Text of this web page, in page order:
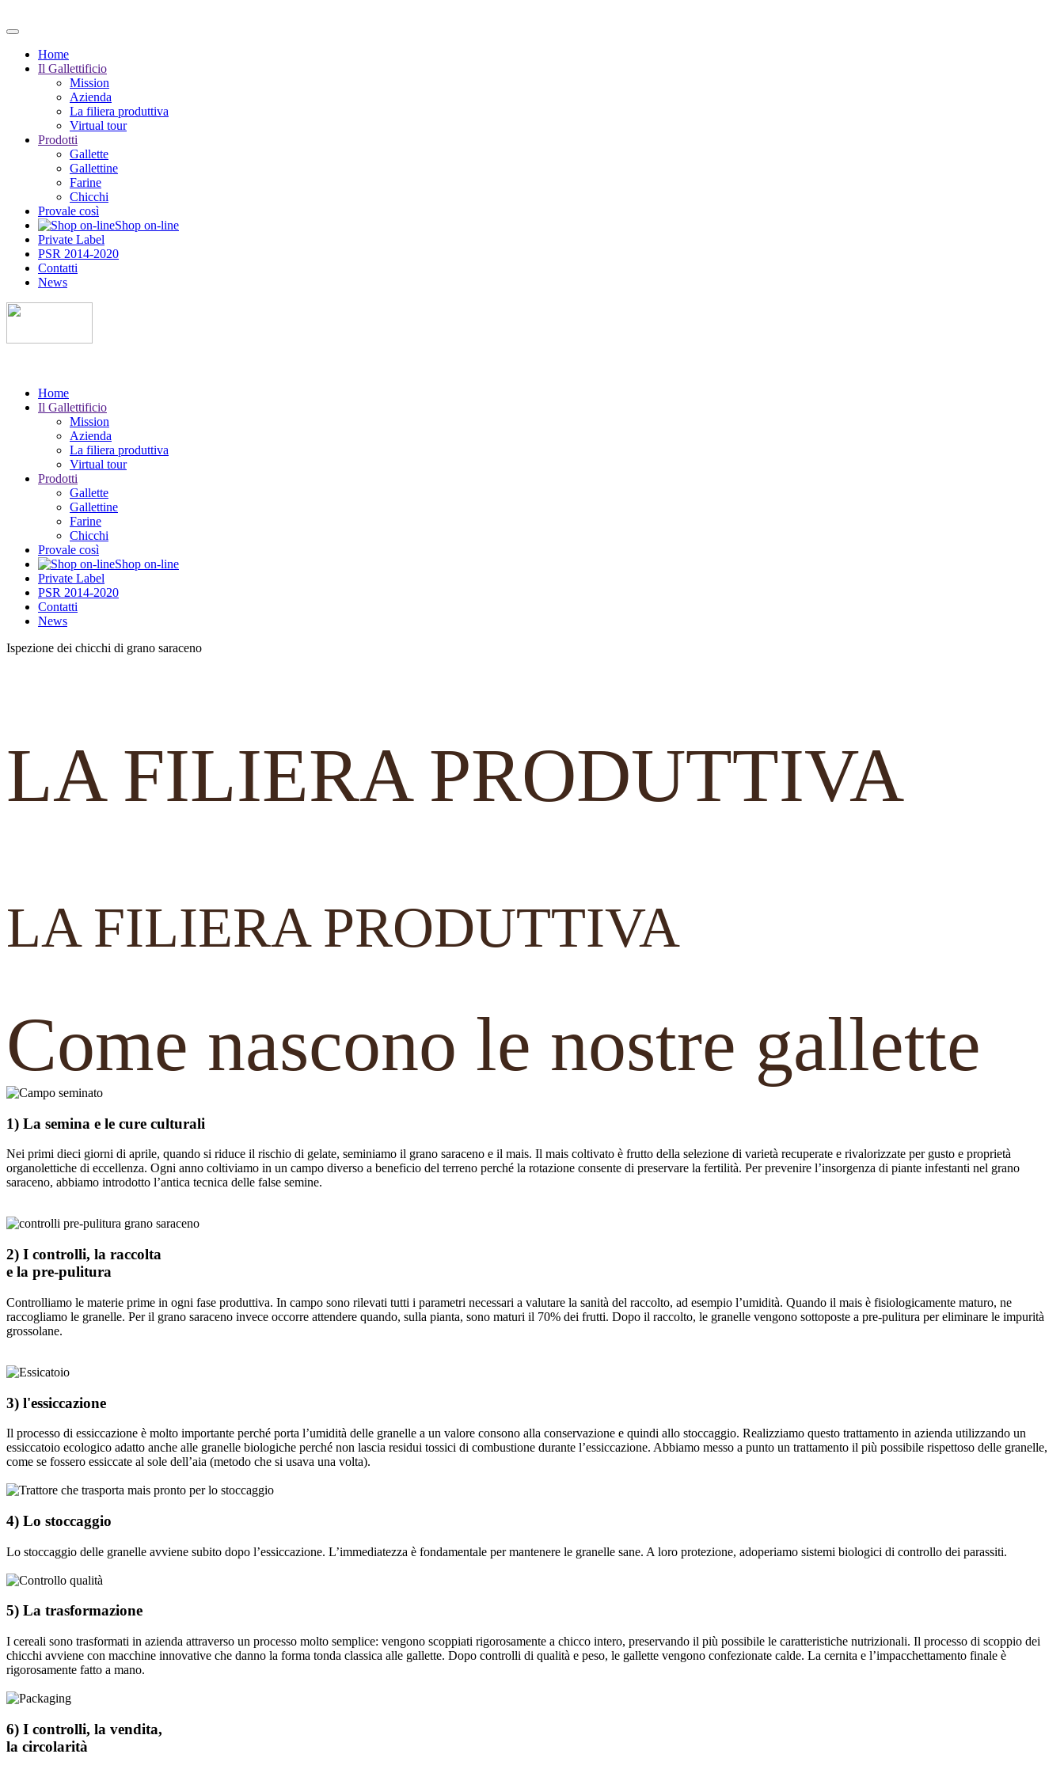
Home
Il Gallettificio
Mission
Azienda
La filiera produttiva
Virtual tour
Prodotti
Gallette
Gallettine
Farine
Chicchi
Provale così
Shop on-line
Private Label
PSR 2014-2020
Contatti
News
Home
Il Gallettificio
Mission
Azienda
La filiera produttiva
Virtual tour
Prodotti
Gallette
Gallettine
Farine
Chicchi
Provale così
Shop on-line
Private Label
PSR 2014-2020
Contatti
News
Ispezione dei chicchi di grano saraceno
LA FILIERA PRODUTTIVA
LA FILIERA PRODUTTIVA
Come nascono le nostre gallette
1) La semina e le cure culturali
Nei primi dieci giorni di aprile, quando si riduce il rischio di gelate, seminiamo il grano saraceno e il mais. Il mais coltivato è frutto della selezione di varietà recuperate e rivalorizzate per gusto e proprietà
organolettiche di eccellenza. Ogni anno coltiviamo in un campo diverso a beneficio del terreno perché la rotazione consente di preservare la fertilità. Per prevenire l’insorgenza di piante infestanti nel grano
saraceno, abbiamo introdotto l’antica tecnica delle false semine.
2) I controlli, la raccolta
e la pre-pulitura
Controlliamo le materie prime in ogni fase produttiva. In campo sono rilevati tutti i parametri necessari a valutare la sanità del raccolto, ad esempio l’umidità. Quando il mais è fisiologicamente maturo, ne
raccogliamo le granelle. Per il grano saraceno invece occorre attendere quando, sulla pianta, sono maturi il 70% dei frutti. Dopo il raccolto, le granelle vengono sottoposte a pre-pulitura per eliminare le impurità
grossolane.
3) l'essiccazione
Il processo di essiccazione è molto importante perché porta l’umidità delle granelle a un valore consono alla conservazione e quindi allo stoccaggio. Realizziamo questo trattamento in azienda utilizzando un
essiccatoio ecologico adatto anche alle granelle biologiche perché non lascia residui tossici di combustione durante l’essiccazione. Abbiamo messo a punto un trattamento il più possibile rispettoso delle granelle,
come se fossero essiccate al sole dell’aia (metodo che si usava una volta).
4) Lo stoccaggio
Lo stoccaggio delle granelle avviene subito dopo l’essiccazione. L’immediatezza è fondamentale per mantenere le granelle sane. A loro protezione, adoperiamo sistemi biologici di controllo dei parassiti.
5) La trasformazione
I cereali sono trasformati in azienda attraverso un processo molto semplice: vengono scoppiati rigorosamente a chicco intero, preservando il più possibile le caratteristiche nutrizionali. Il processo di scoppio dei
chicchi avviene con macchine innovative che danno la forma tonda classica alle gallette. Dopo controlli di qualità e peso, le gallette vengono confezionate calde. La cernita e l’impacchettamento finale è
rigorosamente fatto a mano.
6) I controlli, la vendita,
la circolarità